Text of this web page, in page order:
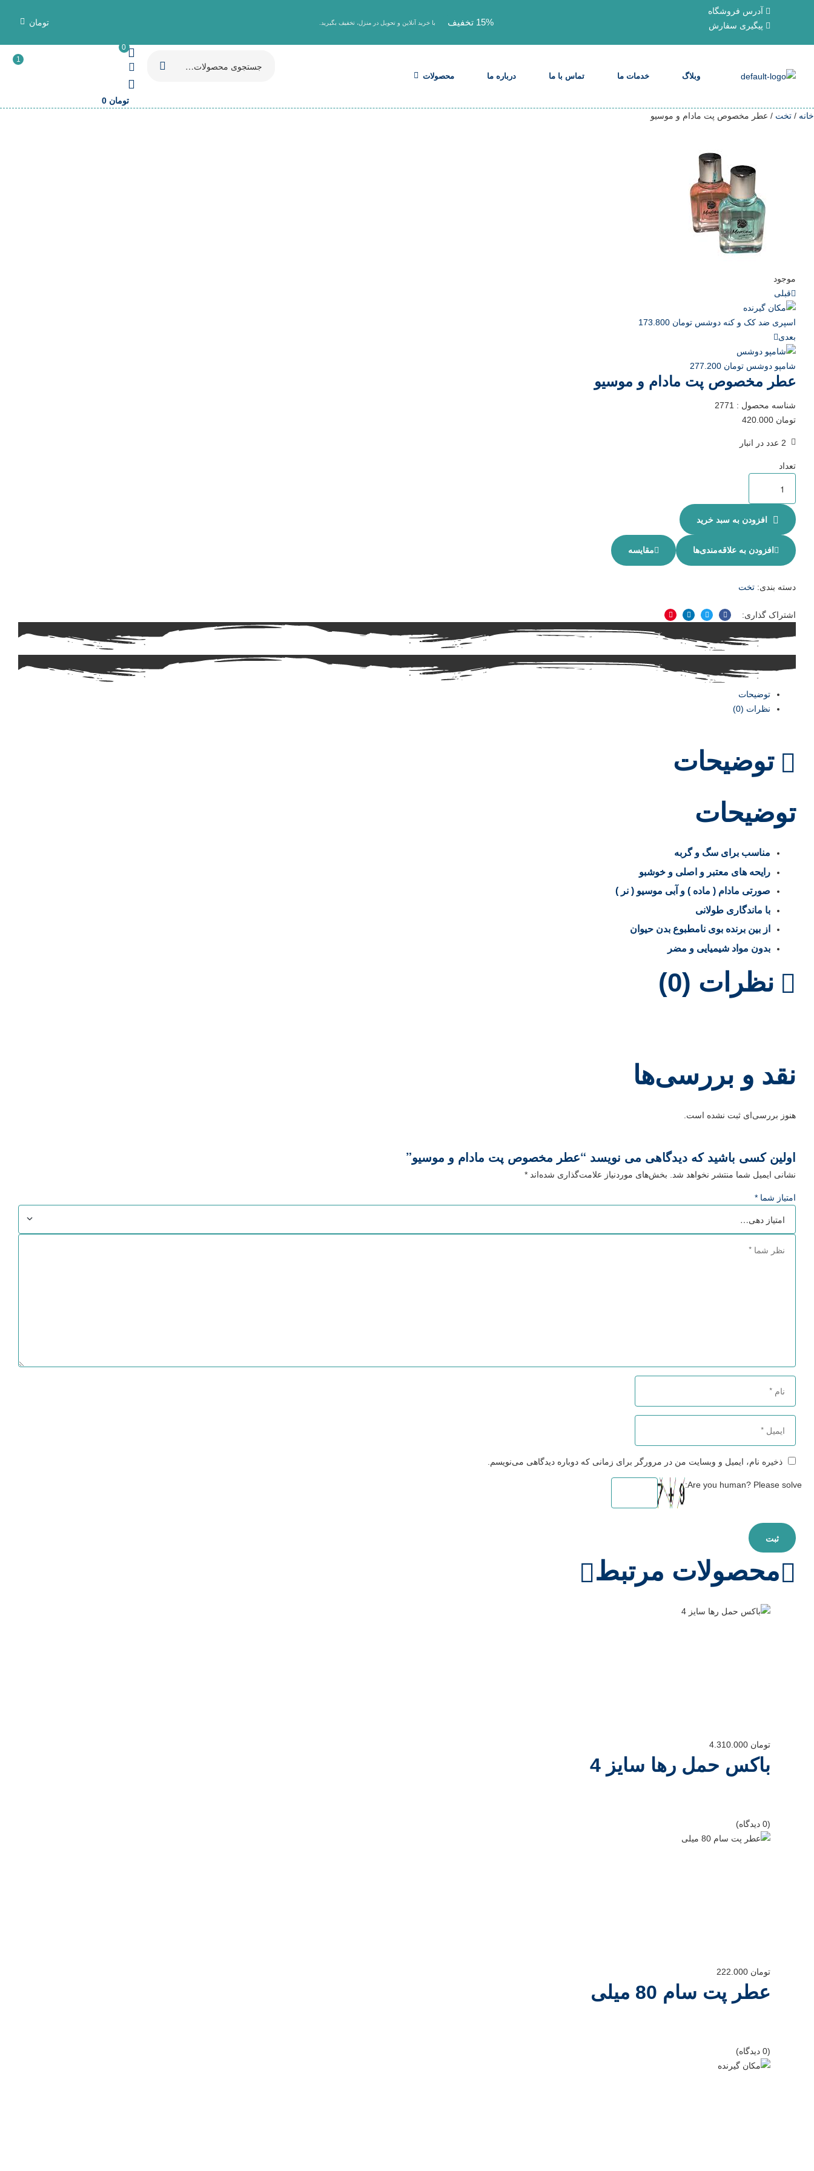
آدرس فروشگاه
پیگیری سفارش
15% تخفیف با خرید آنلاین و تحویل در منزل، تخفیف بگیرید. تومان
وبلاگ خدمات ما تماس با ما درباره ما محصولات
1
0
تومان 0
خانه / تخت / عطر مخصوص پت مادام و موسیو
موجود
قبلی
اسپری ضد کک و کنه دوشس تومان
بعدی
شامپو دوشس تومان
عطر مخصوص پت مادام و موسیو
شناسه محصول : 2771
تومان
2 عدد در انبار
تعداد
افزودن به سبد خرید
افزودن به علاقه‌مندی‌ها مقایسه
دسته بندی: تخت
اشتراک گذاری:
فیسبوکتوییترلینکدینپینترست
توضیحات
نظرات (0)
توضیحات
توضیحات
مناسب برای سگ و گربه
رایحه های معتبر و اصلی و خوشبو
صورتی مادام ( ماده ) و آبی موسیو ( نر )
با ماندگاری طولانی
از بین برنده بوی نامطبوع بدن حیوان
بدون مواد شیمیایی و مضر
نظرات (0)
نقد و بررسی‌ها
هنوز بررسی‌ای ثبت نشده است.
اولین کسی باشید که دیدگاهی می نویسد “عطر مخصوص پت مادام و موسیو”
نشانی ایمیل شما منتشر نخواهد شد. بخش‌های موردنیاز علامت‌گذاری شده‌اند *
امتیاز شما *
ذخیره نام، ایمیل و وبسایت من در مرورگر برای زمانی که دوباره دیدگاهی می‌نویسم.
Are you human? Please solve:
محصولات مرتبط
تومان
باکس حمل رها سایز 4
(0 دیدگاه)
تومان
عطر پت سام 80 میلی
(0 دیدگاه)